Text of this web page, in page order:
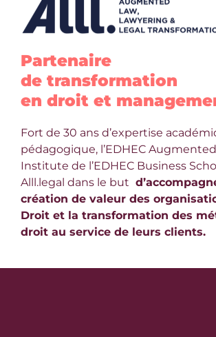
Partenaire
de transformation
en droit et
Fort de 30 ans d’expertise
pédagogique, l’EDHEC
Institute de l’EDHEC Business
Alll.legal dans le but
création de valeur des
Droit et la transformation des
droit au service de leurs clients.